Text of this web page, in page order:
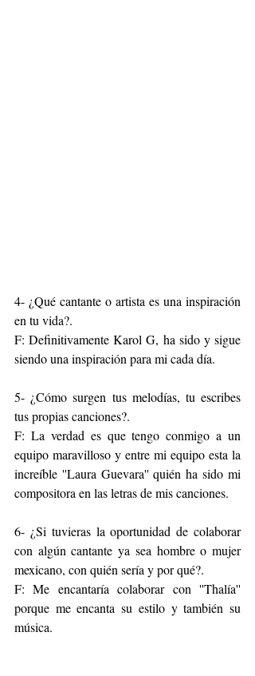
4- ¿Qué cantante o artista es una inspiración
en tu vida?.
F: Definitivamente Karol G, ha sido y sigue
siendo una inspiración para mi cada día.
5- ¿Cómo surgen tus melodías, tu escribes
tus propias canciones?.
F: La verdad es que tengo conmigo a un
equipo maravilloso y entre mi equipo esta la
increíble ''Laura Guevara'' quién ha sido mi
compositora en las letras de mis canciones.
6- ¿Si tuvieras la oportunidad de colaborar
con algún cantante ya sea hombre o mujer
mexicano, con quién sería y por qué?.
F: Me encantaría colaborar con ''Thalía''
porque me encanta su estilo y también su
música.